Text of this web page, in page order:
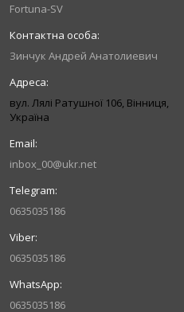
Fortuna-SV
Зинчук Андрей Анатолиевич
вул. Лялі Ратушної 106, Вінниця,
Україна
inbox_00@ukr.net
0635035186
0635035186
0635035186